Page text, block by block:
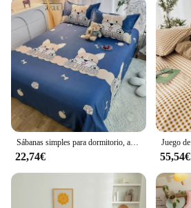
Sábanas simples para dormitorio, artículos pequeños y frescos, algodón lavado, funda de edredón con estampado de dibujos animados
22,74€ 55,54€